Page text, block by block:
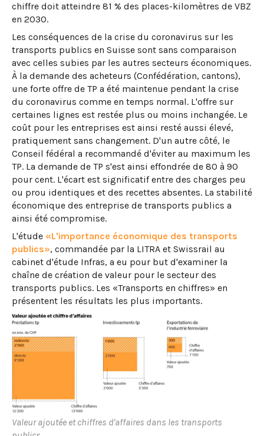
chiffre doit atteindre 81 % des places-kilomètres de VBZ
en 2030.
Les conséquences de la crise du coronavirus sur les
transports publics en Suisse sont sans comparaison
avec celles subies par les autres secteurs économiques.
À la demande des acheteurs (Confédération, cantons),
une forte offre de TP a été maintenue pendant la crise
du coronavirus comme en temps normal. L'offre sur
certaines lignes est restée plus ou moins inchangée. Le
coût pour les entreprises est ainsi resté aussi élevé,
pratiquement sans changement. D'un autre côté, le
Conseil fédéral a recommandé d'éviter au maximum les
TP. La demande de TP s'est ainsi effondrée de 80 à 90
pour cent. L'écart est significatif entre des charges peu
ou prou identiques et des recettes absentes. La stabilité
économique des entreprise de transports publics a
ainsi été compromise.
L'étude «L'importance économique des transports
publics», commandée par la LITRA et Swissrail au
cabinet d'étude Infras, a eu pour but d'examiner la
chaîne de création de valeur pour le secteur des
transports publics. Les «Transports en chiffres» en
présentent les résultats les plus importants.
Valeur ajoutée et chiffres d'affaires dans les transports